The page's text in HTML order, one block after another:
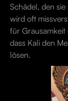
Schädel, den
wird oft
für
dass Kali den
lösen.